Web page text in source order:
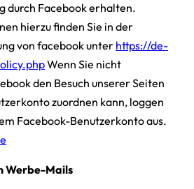
durch Facebook erhalten.
hierzu finden Sie in der
von facebook unter https://de-
Wenn Sie nicht
den Besuch unserer Seiten
zuordnen kann, loggen
Facebook-Benutzerkonto aus.
Werbe-Mails